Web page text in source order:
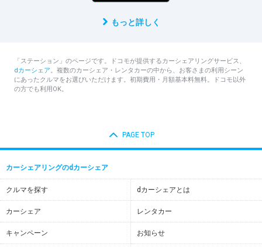
もっと詳しく
「ステーション」のページです。ドコモが提供するカーシェアリングサービス、
dカーシェア。複数のカーシェア・レンタカーの中から、お客さまの利用シーン
にあったクルマをお選びいただけます。初期費用・月額基本料無料。ドコモ以外
の方でも利用OK。
PAGE TOP
カーシェアリングのdカーシェア
クルマを探す dカーシェアとは
カーシェア レンタカー
キャンペーン お知らせ